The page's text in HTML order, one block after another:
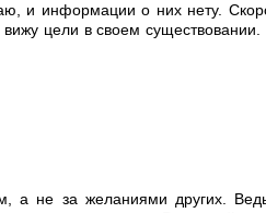
и информации о них нету.
цели в своем существовании.
а не за желаниями других.